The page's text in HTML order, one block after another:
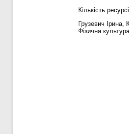
Кількість
Грузевич Ірина,
Фізична